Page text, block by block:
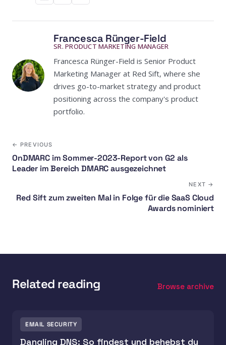
Francesca Rünger-Field
SR. PRODUCT MARKETING MANAGER
Francesca Rünger-Field is Senior Product
Marketing Manager at Red Sift, where she
drives go-to-market strategy and product
positioning across the company's product
portfolio.
← PREVIOUS
OnDMARC im Sommer-2023-Report von G2 als
Leader im Bereich DMARC ausgezeichnet
NEXT →
Red Sift zum zweiten Mal in Folge für die SaaS Cloud
Awards nominiert
Related reading Browse archive
EMAIL SECURITY
Dangling DNS: So findest und behebst du